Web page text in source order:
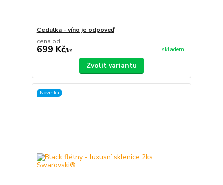
Cedulka - víno je odpoveď
cena od
699 Kč/ks skladem
Zvolit variantu
Novinka